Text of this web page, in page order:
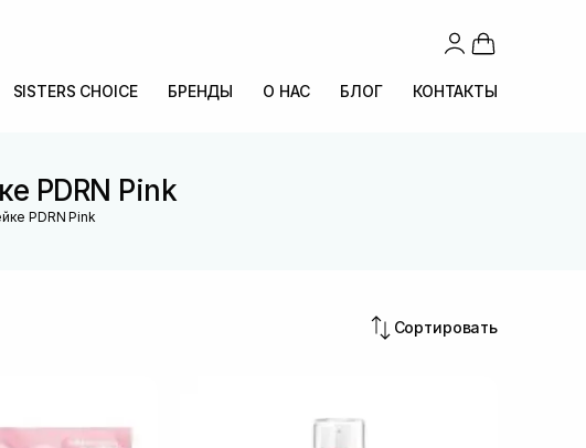
SISTERS CHOICE БРЕНДЫ О НАС БЛОГ КОНТАКТЫ
PDRN Pink
PDRN Pink
Сортировать